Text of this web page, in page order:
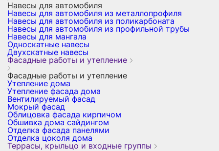
Навесы для автомобиля
Навесы для автомобиля из металлопрофиля
Навесы для автомобиля из поликарбоната
Навесы для автомобиля из профильной трубы
Навесы для мангала
Односкатные навесы
Двухскатные навесы
Фасадные работы и утепление
Фасадные работы и утепление
Утепление дома
Утепление фасада дома
Вентилируемый фасад
Мокрый фасад
Облицовка фасада кирпичом
Обшивка дома сайдингом
Отделка фасада панелями
Отделка цоколя дома
Террасы, крыльцо и входные группы